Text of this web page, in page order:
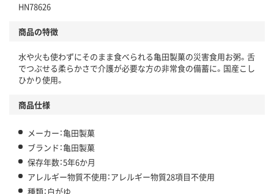
HN78626
商品の特徴
水や火も使わずにそのまま食べられる亀田製菓の災害食用お粥。舌
でつぶせる柔らかさで介護が必要な方の非常食の備蓄に。国産こし
ひかり使用。
商品仕様
メーカー：亀田製菓
ブランド：亀田製菓
保存年数：5年6か月
アレルギー物質不使用：アレルギー物質28項目不使用
種類：白がゆ